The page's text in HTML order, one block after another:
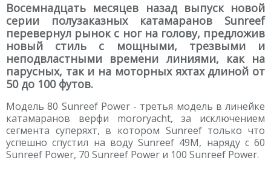
Восемнадцать месяцев назад выпуск новой
серии полузаказных катамаранов Sunreef
перевернул рынок с ног на голову, предложив
новый стиль с мощными, трезвыми и
неподвластными времени линиями, как на
парусных, так и на моторных яхтах длиной от
50 до 100 футов.
Модель 80 Sunreef Power - третья модель в линейке
катамаранов верфи mororyacht, за исключением
сегмента суперяхт, в котором Sunreef только что
успешно спустил на воду Sunreef 49M, наряду с 60
Sunreef Power, 70 Sunreef Power и 100 Sunreef Power.